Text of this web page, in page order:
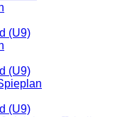
(U9)
(U9)
(U9)